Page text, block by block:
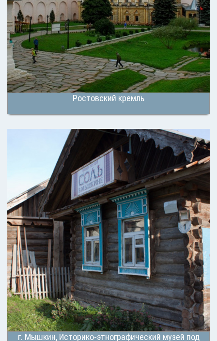
Ростовский кремль
г. Мышкин, Историко-этнографический музей под